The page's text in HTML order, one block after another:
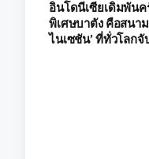
อินโดนีเซียเดิมพันค
พิเศษบาตัง คือสนา
ไนเซชัน’ ที่ทั่วโลกจั